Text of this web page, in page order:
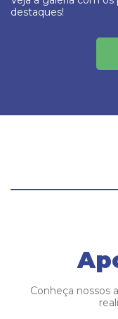
destaques!
Conheça nossos